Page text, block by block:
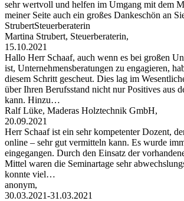
sehr wertvoll und helfen im Umgang mit dem
meiner Seite auch ein großes Dankeschön an
StrubertSteuerberaterin
Martina Strubert, Steuerberaterin,
15.10.2021
Hallo Herr Schaaf, auch wenn es bei großen
ist, Unternehmensberatungen zu engagieren,
diesem Schritt gescheut. Dies lag im
über Ihren Berufsstand nicht nur Positives aus
kann. Hinzu…
Ralf Lüke, Maderas Holztechnik GmbH,
20.09.2021
Herr Schaaf ist ein sehr kompetenter Dozent,
online – sehr gut vermitteln kann. Es wurde
eingegangen. Durch den Einsatz der
Mittel waren die Seminartage sehr
konnte viel…
anonym,
30.03.2021-31.03.2021